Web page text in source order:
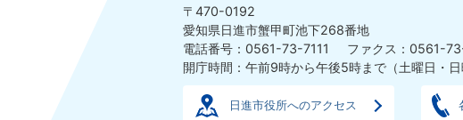
〒470-0192
愛知県日進市蟹甲町池下268番地
電話番号：0561-73-7111
ファクス：0561-
開庁時間：午前9時から午後5時まで （土曜日・
日進市役所へのアクセス